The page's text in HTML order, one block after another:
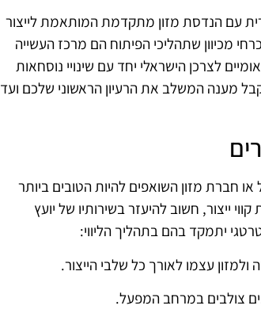
עם הנדסת מזון מתקדמת המותאמת לייצור
מכיוון שתהליכי הפיתוח הם מרכז העשייה
לצרכן הישראלי יחד עם שינויי נוסחאות
מענה המשלב את הרעיון הראשוני שלכם ועד
חברת מזון השואפים להיות הטובים ביותר
ייצור, חשוב להיעזר בשירותיו של יועץ
יתמקד בהם בתהליך הליווי:
עצמו לאורך כל שלבי הייצור.
צולבים במרחב המפעל.